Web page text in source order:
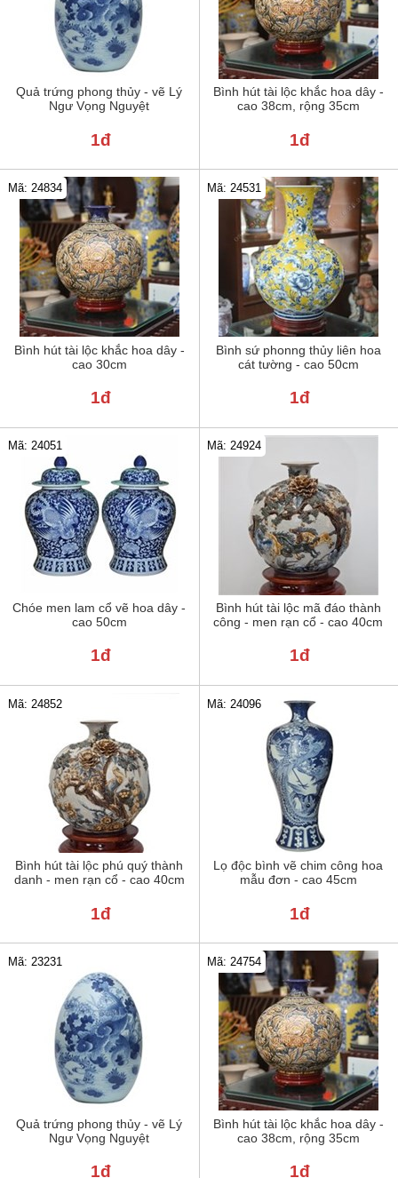
Quả trứng phong thủy - vẽ Lý
Ngư Vọng Nguyệt
1đ
Bình hút tài lộc khắc hoa dây -
cao 38cm, rộng 35cm
1đ
Bình hút tài lộc khắc hoa dây -
cao 30cm
Mã: 24834
1đ
Bình sứ phonng thủy liên hoa
cát tường - cao 50cm
Mã: 24531
1đ
Chóe men lam cổ vẽ hoa dây -
cao 50cm
Mã: 24051
1đ
Bình hút tài lộc mã đáo thành
công - men rạn cổ - cao 40cm
Mã: 24924
1đ
Bình hút tài lộc phú quý thành
danh - men rạn cổ - cao 40cm
Mã: 24852
1đ
Lọ độc bình vẽ chim công hoa
mẫu đơn - cao 45cm
Mã: 24096
1đ
Quả trứng phong thủy - vẽ Lý
Ngư Vọng Nguyệt
Mã: 23231
1đ
Bình hút tài lộc khắc hoa dây -
cao 38cm, rộng 35cm
Mã: 24754
1đ